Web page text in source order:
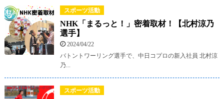
スポーツ活動
NHK「まるっと！」密着取材！【北村涼乃
選手】
2024/04/22
バトントワーリング選手で、中日コプロの新入社員 北村涼
乃...
スポーツ活動